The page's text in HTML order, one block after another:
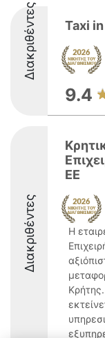
Διακριθέντες Taxi
9.4
Διακριθέντες
ΕΕ
Η